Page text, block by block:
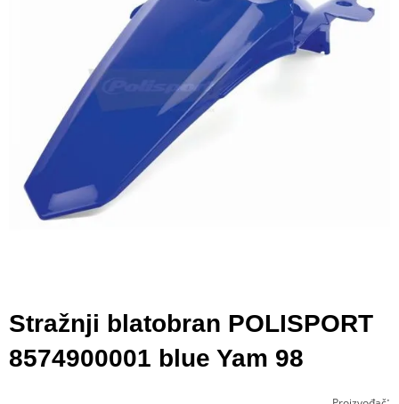
Stražnji blatobran POLISPORT
8574900001 blue Yam 98